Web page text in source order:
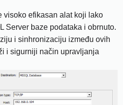
visoko efikasan alat koji lako
Server baze podataka i obrnuto.
i sinhronizaciju između ovih
i sigurniji način upravljanja